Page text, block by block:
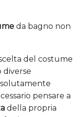
da bagno non
del costume
diverse
pensare a
della propria